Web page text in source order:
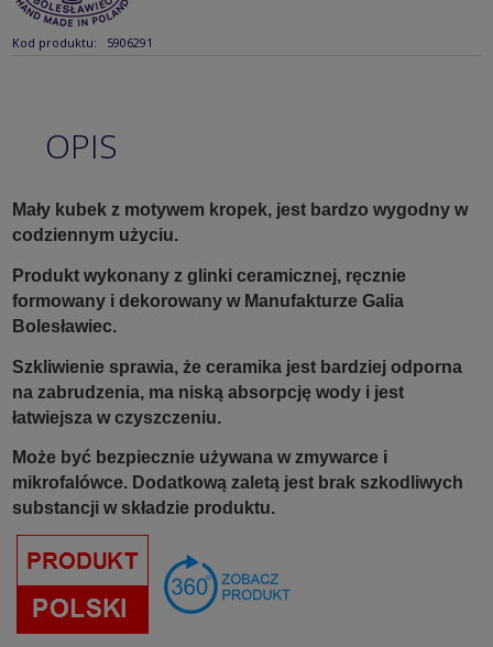
Kod produktu: 5906291
OPIS
Mały kubek z motywem kropek, jest bardzo wygodny w
codziennym użyciu.
Produkt wykonany z glinki ceramicznej, ręcznie
formowany i dekorowany w Manufakturze Galia
Bolesławiec.
Szkliwienie sprawia, że ceramika jest bardziej odporna
na zabrudzenia, ma niską absorpcję wody i jest
łatwiejsza w czyszczeniu.
Może być bezpiecznie używana w zmywarce i
mikrofalówce. Dodatkową zaletą jest brak szkodliwych
substancji w składzie produktu.